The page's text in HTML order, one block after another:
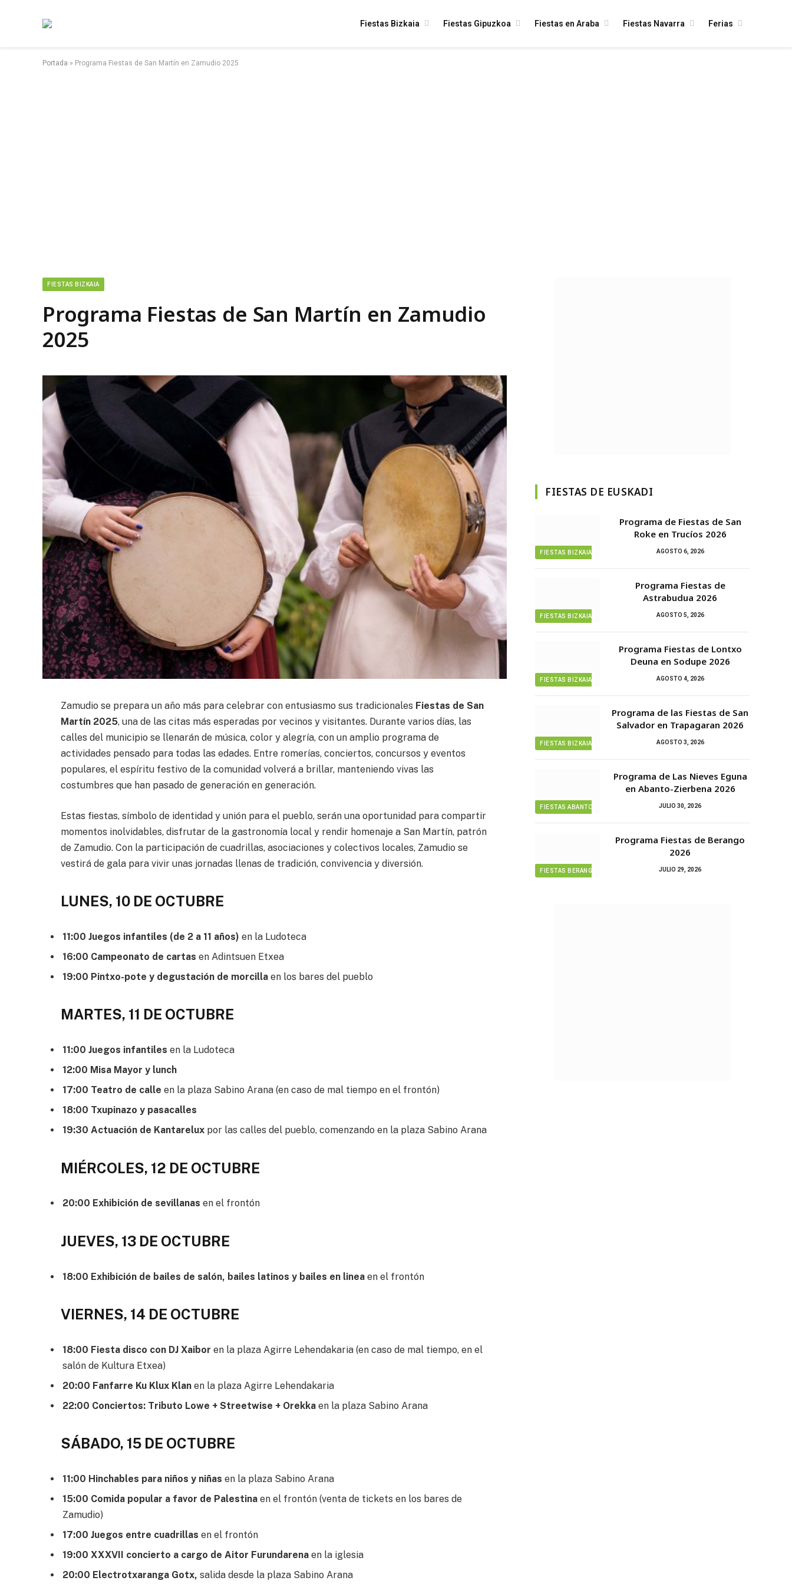
Fiestas Bizkaia Fiestas Gipuzkoa Fiestas en Araba Fiestas Navarra Ferias
Portada » Programa Fiestas de San Martín en Zamudio 2025
FIESTAS BIZKAIA
Programa Fiestas de San Martín en Zamudio
2025
Zamudio se prepara un año más para celebrar con entusiasmo sus tradicionales Fiestas de San
Martín 2025, una de las citas más esperadas por vecinos y visitantes. Durante varios días, las
calles del municipio se llenarán de música, color y alegría, con un amplio programa de
actividades pensado para todas las edades. Entre romerías, conciertos, concursos y eventos
populares, el espíritu festivo de la comunidad volverá a brillar, manteniendo vivas las
costumbres que han pasado de generación en generación.
Estas fiestas, símbolo de identidad y unión para el pueblo, serán una oportunidad para compartir
momentos inolvidables, disfrutar de la gastronomía local y rendir homenaje a San Martín, patrón
de Zamudio. Con la participación de cuadrillas, asociaciones y colectivos locales, Zamudio se
vestirá de gala para vivir unas jornadas llenas de tradición, convivencia y diversión.
LUNES, 10 DE OCTUBRE
11:00 Juegos infantiles (de 2 a 11 años) en la Ludoteca
16:00 Campeonato de cartas en Adintsuen Etxea
19:00 Pintxo-pote y degustación de morcilla en los bares del pueblo
MARTES, 11 DE OCTUBRE
11:00 Juegos infantiles en la Ludoteca
12:00 Misa Mayor y lunch
17:00 Teatro de calle en la plaza Sabino Arana (en caso de mal tiempo en el frontón)
18:00 Txupinazo y pasacalles
19:30 Actuación de Kantarelux por las calles del pueblo, comenzando en la plaza Sabino Arana
MIÉRCOLES, 12 DE OCTUBRE
20:00 Exhibición de sevillanas en el frontón
JUEVES, 13 DE OCTUBRE
18:00 Exhibición de bailes de salón, bailes latinos y bailes en linea en el frontón
VIERNES, 14 DE OCTUBRE
18:00 Fiesta disco con DJ Xaibor en la plaza Agirre Lehendakaria (en caso de mal tiempo, en el
salón de Kultura Etxea)
20:00 Fanfarre Ku Klux Klan en la plaza Agirre Lehendakaria
22:00 Conciertos: Tributo Lowe + Streetwise + Orekka en la plaza Sabino Arana
SÁBADO, 15 DE OCTUBRE
11:00 Hinchables para niños y niñas en la plaza Sabino Arana
15:00 Comida popular a favor de Palestina en el frontón (venta de tickets en los bares de
Zamudio)
17:00 Juegos entre cuadrillas en el frontón
19:00 XXXVII concierto a cargo de Aitor Furundarena en la iglesia
20:00 Electrotxaranga Gotx, salida desde la plaza Sabino Arana
FIESTAS DE EUSKADI
FIESTAS BIZKAIA
Programa de Fiestas de San
Roke en Trucíos 2026
AGOSTO 6, 2026
FIESTAS BIZKAIA
Programa Fiestas de
Astrabudua 2026
AGOSTO 5, 2026
FIESTAS BIZKAIA
Programa Fiestas de Lontxo
Deuna en Sodupe 2026
AGOSTO 4, 2026
FIESTAS BIZKAIA
Programa de las Fiestas de San
Salvador en Trapagaran 2026
AGOSTO 3, 2026
FIESTAS ABANTO ZIERBENA
Programa de Las Nieves Eguna
en Abanto-Zierbena 2026
JULIO 30, 2026
FIESTAS BERANGO
Programa Fiestas de Berango
2026
JULIO 29, 2026